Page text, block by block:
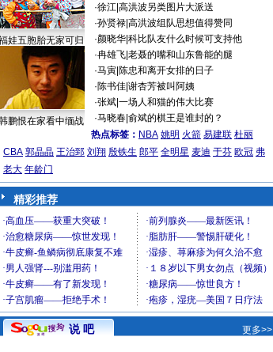
娃五胞胎无家可归
鹏恨在家看中缅战
·徐江| 高洪波另类图片大派送
·孙贤禄| 高洪波组队思想值得赞同
·颜晓华| 科比队友什么时候可支持他
·冉雄飞| 老聂的嘴和山东鲁能的腿
·马寅| 陈忠和离开女排的日子
·陈书佳| 谢杏芳被叫阿姨
·张斌| 一场人和猫的伟大比赛
·马晓春| 俞斌的棋王是谁封的？
热点标签： NBA 姚明 火箭 易建联 杜丽
CBA 郭晶晶 王治郅 刘翔 殷铁生 郎平 全明星 麦迪 于芬 欧冠 弗
老大 年龄门
精彩推荐
说 吧 更多>>